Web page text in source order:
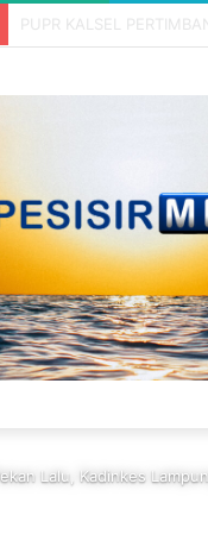
Lalu, Kadinkes